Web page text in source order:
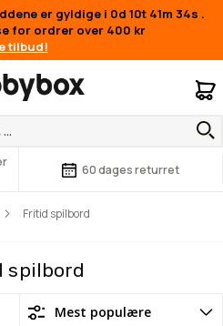
er gyldige i 0d 10t 41m 33s .
for ordrer over 400 kr
tilbud!
60 dages returret
Fritid spilbord
spilbord